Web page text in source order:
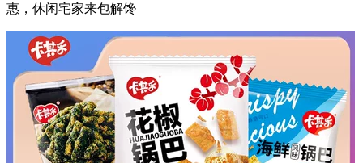
惠，休闲宅家来包解馋